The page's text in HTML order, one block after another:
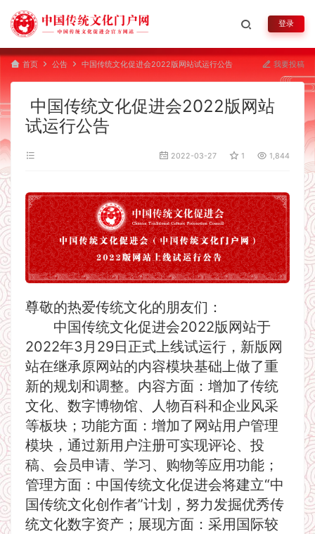
登录
首页 公告 中国传统文化促进会2022版网站试运行公告 我要投稿
中国传统文化促进会2022版网站
试运行公告
2022-03-27 1 1,844
尊敬的热爱传统文化的朋友们：
中国传统文化促进会2022版网站于
2022年3月29日正式上线试运行，新版网
站在继承原网站的内容模块基础上做了重
新的规划和调整。内容方面：增加了传统
文化、数字博物馆、人物百科和企业风采
等板块；功能方面：增加了网站用户管理
模块，通过新用户注册可实现评论、投
稿、会员申请、学习、购物等应用功能；
管理方面：中国传统文化促进会将建立“中
国传统文化创作者”计划，努力发掘优秀传
统文化数字资产；展现方面：采用国际较